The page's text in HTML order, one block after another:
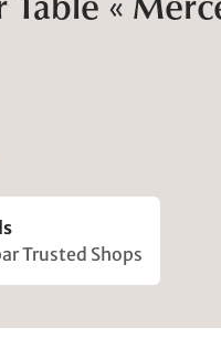
Table «
Trusted Shops